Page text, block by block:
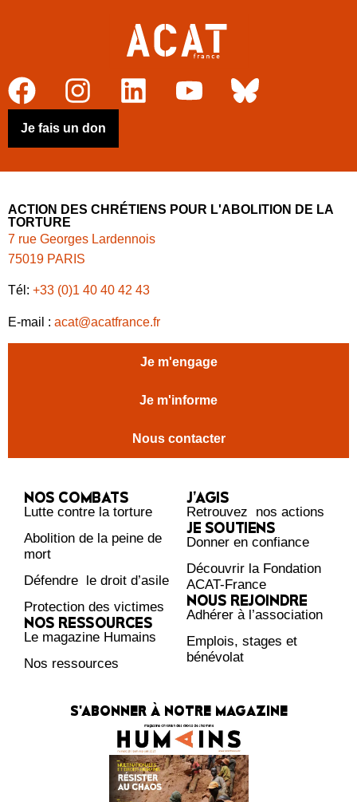
Je fais un don
ACTION DES CHRÉTIENS POUR L'ABOLITION DE LA
TORTURE
7 rue Georges Lardennois
75019 PARIS
Tél: +33 (0)1 40 40 42 43
E-mail : acat@acatfrance.fr
Je m'engage
Je m'informe
Nous contacter
NOS COMBATS
Lutte contre la torture
Abolition de la peine de
mort
Défendre le droit d’asile
Protection des victimes
NOS RESSOURCES
Le magazine Humains
Nos ressources
J’AGIS
Retrouvez nos actions
JE SOUTIENS
Donner en confiance
Découvrir la Fondation
ACAT-France
NOUS REJOINDRE
Adhérer à l’association
Emplois, stages et
bénévolat
S'ABONNER À NOTRE MAGAZINE